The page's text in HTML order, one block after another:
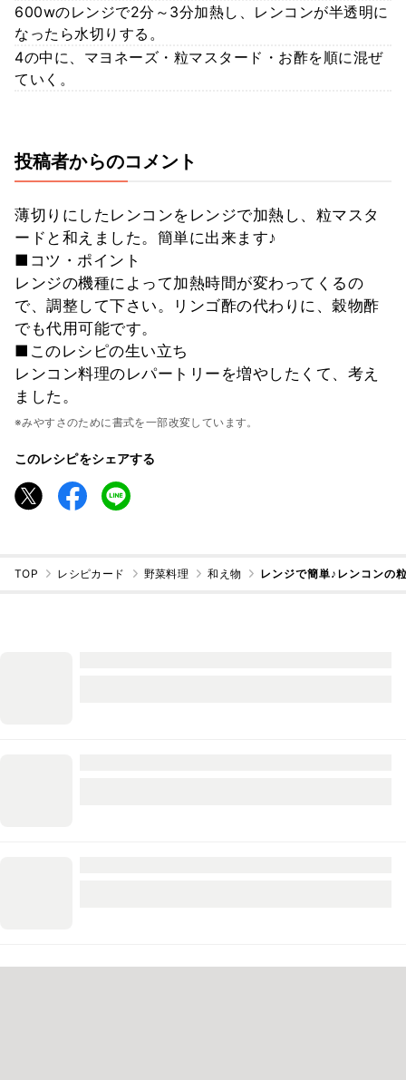
600wのレンジで2分～3分加熱し、レンコンが半透明に
なったら水切りする。
4の中に、マヨネーズ・粒マスタード・お酢を順に混ぜ
ていく。
投稿者からのコメント
薄切りにしたレンコンをレンジで加熱し、粒マスタ
ードと和えました。簡単に出来ます♪
■コツ・ポイント
レンジの機種によって加熱時間が変わってくるの
で、調整して下さい。リンゴ酢の代わりに、穀物酢
でも代用可能です。
■このレシピの生い立ち
レンコン料理のレパートリーを増やしたくて、考え
ました。
※みやすさのために書式を一部改変しています。
このレシピをシェアする
TOP レシピカード 野菜料理 和え物 レンジで簡単♪レンコンの